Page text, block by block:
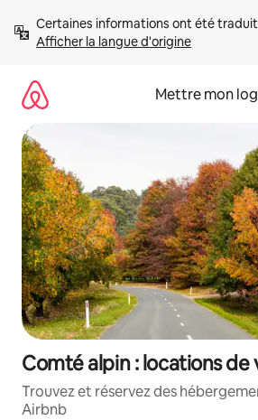
directement
Afficher la langue d'origine
Mettre mon
Comté alpin : locations de
Trouvez et réservez des
Airbnb